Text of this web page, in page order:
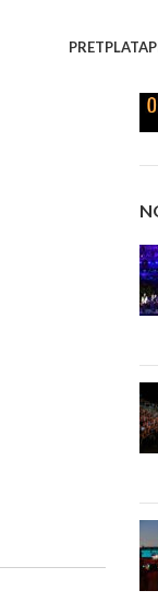
PRETPLATA